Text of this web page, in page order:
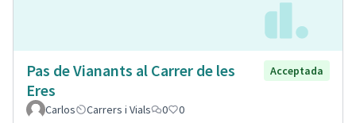
Pas de Vianants al Carrer de les
Eres
Acceptada
Carlos Carrers i Vials 0 0